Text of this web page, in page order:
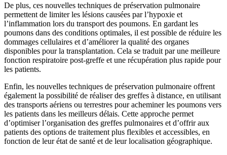
De plus, ces nouvelles techniques de préservation pulmonaire
permettent de limiter les lésions causées par l’hypoxie et
l’inflammation lors du transport des poumons. En gardant les
poumons dans des conditions optimales, il est possible de réduire les
dommages cellulaires et d’améliorer la qualité des organes
disponibles pour la transplantation. Cela se traduit par une meilleure
fonction respiratoire post-greffe et une récupération plus rapide pour
les patients.
Enfin, les nouvelles techniques de préservation pulmonaire offrent
également la possibilité de réaliser des greffes à distance, en utilisant
des transports aériens ou terrestres pour acheminer les poumons vers
les patients dans les meilleurs délais. Cette approche permet
d’optimiser l’organisation des greffes pulmonaires et d’offrir aux
patients des options de traitement plus flexibles et accessibles, en
fonction de leur état de santé et de leur localisation géographique.